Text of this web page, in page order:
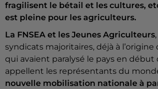
fragilisent le bétail et les cultures,
est pleine pour les agriculteurs.
La FNSEA et les Jeunes Agriculteurs
syndicats majoritaires, déjà à l’origine
qui avaient paralysé le pays en début
appellent les représentants du
nouvelle mobilisation nationale à